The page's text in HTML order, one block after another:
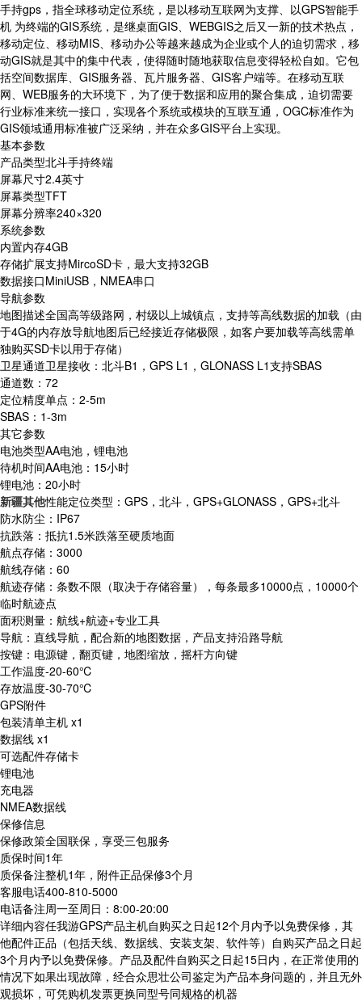
手持gps，指全球移动定位系统，是以移动互联网为支撑、以GPS智能手
机 为终端的GIS系统，是继桌面GIS、WEBGIS之后又一新的技术热点，
移动定位、移动MIS、移动办公等越来越成为企业或个人的迫切需求，移
动GIS就是其中的集中代表，使得随时随地获取信息变得轻松自如。它包
括空间数据库、GIS服务器、瓦片服务器、GIS客户端等。在移动互联
网、WEB服务的大环境下，为了便于数据和应用的聚合集成，迫切需要
行业标准来统一接口，实现各个系统或模块的互联互通，OGC标准作为
GIS领域通用标准被广泛采纳，并在众多GIS平台上实现。
基本参数
产品类型北斗手持终端
屏幕尺寸2.4英寸
屏幕类型TFT
屏幕分辨率240×320
系统参数
内置内存4GB
存储扩展支持MircoSD卡，最大支持32GB
数据接口MiniUSB，NMEA串口
导航参数
地图描述全国高等级路网，村级以上城镇点，支持等高线数据的加载（由
于4G的内存放导航地图后已经接近存储极限，如客户要加载等高线需单
独购买SD卡以用于存储）
卫星通道卫星接收：北斗B1，GPS L1，GLONASS L1支持SBAS
通道数：72
定位精度单点：2-5m
SBAS：1-3m
其它参数
电池类型AA电池，锂电池
待机时间AA电池：15小时
锂电池：20小时
新疆其他性能定位类型：GPS，北斗，GPS+GLONASS，GPS+北斗
防水防尘：IP67
抗跌落：抵抗1.5米跌落至硬质地面
航点存储：3000
航线存储：60
航迹存储：条数不限（取决于存储容量），每条最多10000点，10000个
临时航迹点
面积测量：航线+航迹+专业工具
导航：直线导航，配合新的地图数据，产品支持沿路导航
按键：电源键，翻页键，地图缩放，摇杆方向键
工作温度-20-60℃
存放温度-30-70℃
GPS附件
包装清单主机 x1
数据线 x1
可选配件存储卡
锂电池
充电器
NMEA数据线
保修信息
保修政策全国联保，享受三包服务
质保时间1年
质保备注整机1年，附件正品保修3个月
客服电话400-810-5000
电话备注周一至周日：8:00-20:00
详细内容任我游GPS产品主机自购买之日起12个月内予以免费保修，其
他配件正品（包括天线、数据线、安装支架、软件等）自购买产品之日起
3个月内予以免费保修。产品及配件自购买之日起15日内，在正常使用的
情况下如果出现故障，经合众思壮公司鉴定为产品本身问题的，并且无外
观损坏，可凭购机发票更换同型号同规格的机器